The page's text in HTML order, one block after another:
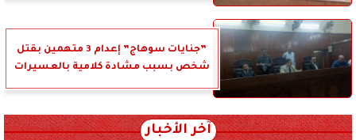
”جنايات سوهاج” إعدام 3 متهمين بقتل
شخص بسبب مشادة كلامية بالعسيرات
آخر الأخبار